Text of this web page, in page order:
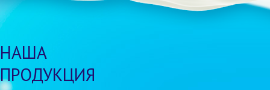
НАША
ПРОДУКЦИЯ